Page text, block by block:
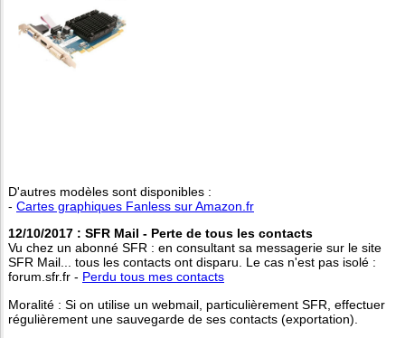
D'autres modèles sont disponibles :
- Cartes graphiques Fanless sur Amazon.fr
12/10/2017 : SFR Mail - Perte de tous les contacts
Vu chez un abonné SFR : en consultant sa messagerie sur le site
SFR Mail... tous les contacts ont disparu. Le cas n'est pas isolé :
forum.sfr.fr - Perdu tous mes contacts
Moralité : Si on utilise un webmail, particulièrement SFR, effectuer
régulièrement une sauvegarde de ses contacts (exportation).